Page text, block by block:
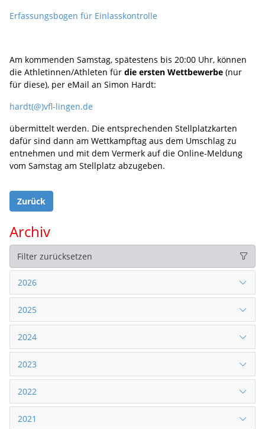
Erfassungsbogen für Einlasskontrolle
Am kommenden Samstag, spätestens bis 20:00 Uhr, können
die Athletinnen/Athleten für die ersten Wettbewerbe (nur
für diese), per eMail an Simon Hardt:
hardt(@)vfl-lingen.de
übermittelt werden. Die entsprechenden Stellplatzkarten
dafür sind dann am Wettkampftag aus dem Umschlag zu
entnehmen und mit dem Vermerk auf die Online-Meldung
vom Samstag am Stellplatz abzugeben.
Zurück
Archiv
Filter zurücksetzen
2026
2025
2024
2023
2022
2021